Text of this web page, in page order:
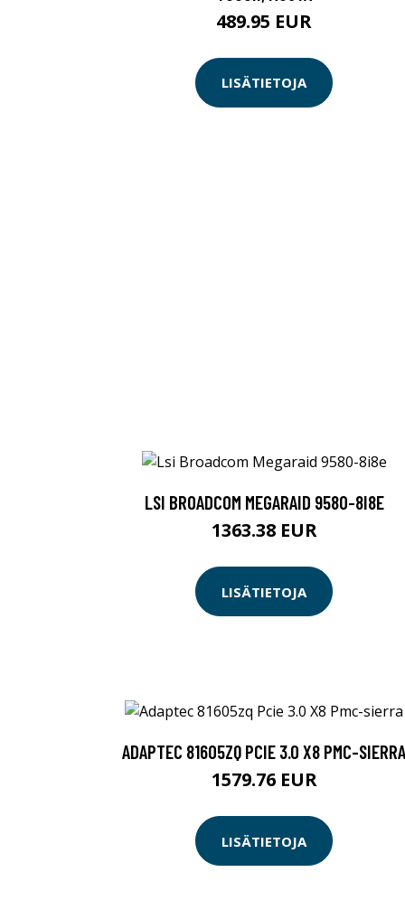
489.95 EUR
LISÄTIETOJA
LSI BROADCOM MEGARAID 9580-8I8E
1363.38 EUR
LISÄTIETOJA
ADAPTEC 81605ZQ PCIE 3.0 X8 PMC-SIERRA
1579.76 EUR
LISÄTIETOJA